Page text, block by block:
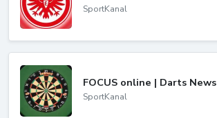
SportKanal
FOCUS online | Darts News
SportKanal